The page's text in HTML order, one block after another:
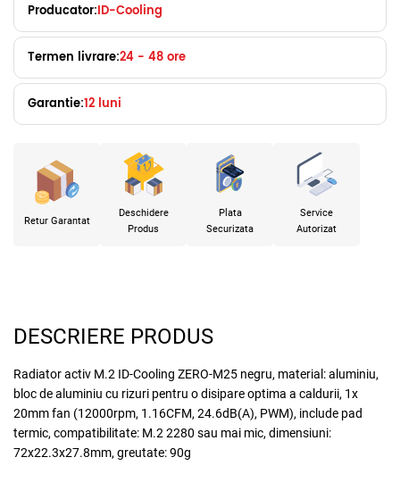
Producator:ID-Cooling
Termen livrare:24 - 48 ore
Garantie:12 luni
Retur Garantat
Deschidere
Produs
Plata
Securizata
Service
Autorizat
DESCRIERE PRODUS
Radiator activ M.2 ID-Cooling ZERO-M25 negru, material: aluminiu,
bloc de aluminiu cu rizuri pentru o disipare optima a caldurii, 1x
20mm fan (12000rpm, 1.16CFM, 24.6dB(A), PWM), include pad
termic, compatibilitate: M.2 2280 sau mai mic, dimensiuni:
72x22.3x27.8mm, greutate: 90g